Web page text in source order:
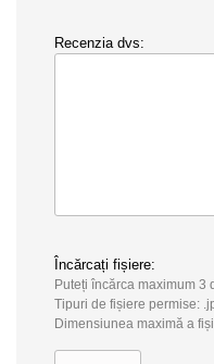
Recenzia dvs:
Încărcați fișiere:
Puteți încărca maximum 3
Tipuri de fișiere permise:
Dimensiunea maximă a